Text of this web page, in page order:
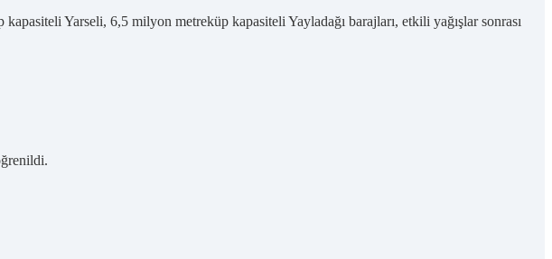
Yarseli, 6,5 milyon metreküp kapasiteli Yayladağı barajları, etkili yağışlar sonrası